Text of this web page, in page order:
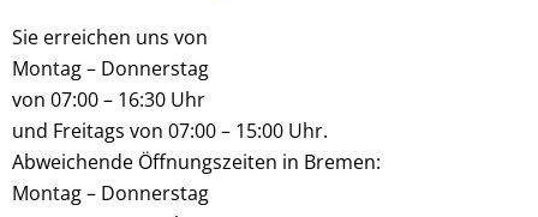
Sie erreichen uns von
Montag – Donnerstag
von 07:00 – 16:30 Uhr
und Freitags von 07:00 – 15:00 Uhr.
Abweichende Öffnungszeiten in Bremen:
Montag – Donnerstag